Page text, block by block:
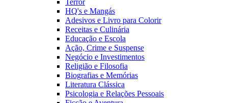
Terror
HQ's e Mangás
Adesivos e Livro para Colorir
Receitas e Culinária
Educação e Escola
Ação, Crime e Suspense
Negócio e Investimentos
Religião e Filosofia
Biografias e Memórias
Literatura Clássica
Psicologia e Relações Pessoais